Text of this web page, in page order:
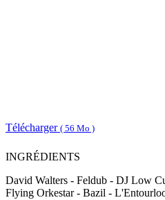
Télécharger ( 56 Mo )
INGRÉDIENTS
David Walters - Feldub - DJ Low
Flying Orkestar - Bazil -